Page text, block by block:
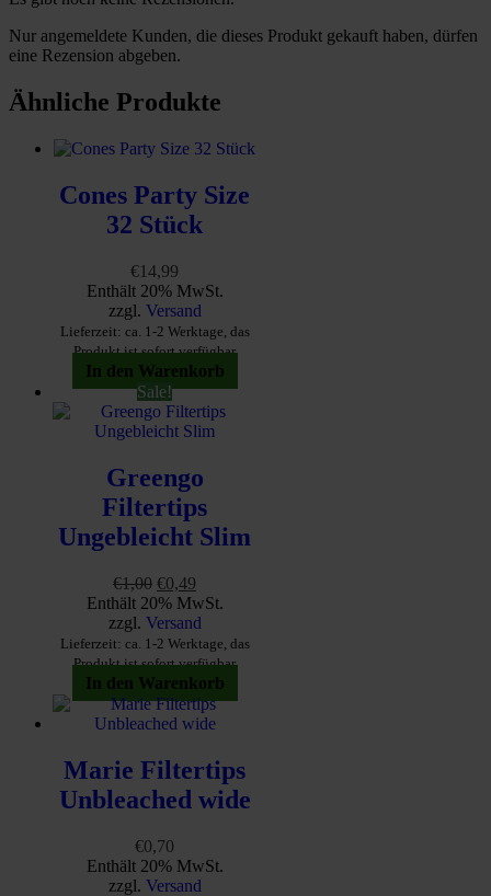
Nur angemeldete Kunden, die dieses Produkt gekauft haben, dürfen
eine Rezension abgeben.
Ähnliche Produkte
Cones Party Size
32 Stück
€14,99
Enthält 20% MwSt.
zzgl. Versand
Lieferzeit: ca. 1-2 Werktage, das
Produkt ist sofort verfügbar
In den Warenkorb
Sale!
Greengo
Filtertips
Ungebleicht Slim
€1,00 Ursprünglicher
Preis
war:
€1,00
€0,49
Preis
ist:
€0,49.
Enthält 20% MwSt.
zzgl. Versand
Lieferzeit: ca. 1-2 Werktage, das
Produkt ist sofort verfügbar
In den Warenkorb
Marie Filtertips
Unbleached wide
€0,70
Enthält 20% MwSt.
zzgl. Versand